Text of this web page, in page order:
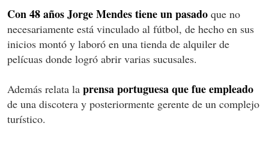
Con 48 años Jorge Mendes tiene un pasado que no
necesariamente está vinculado al fútbol, de hecho en sus
inicios montó y laboró en una tienda de alquiler de
pelícuas donde logró abrir varias sucusales.
Además relata la prensa portuguesa que fue empleado
de una discotera y posteriormente gerente de un complejo
turístico.